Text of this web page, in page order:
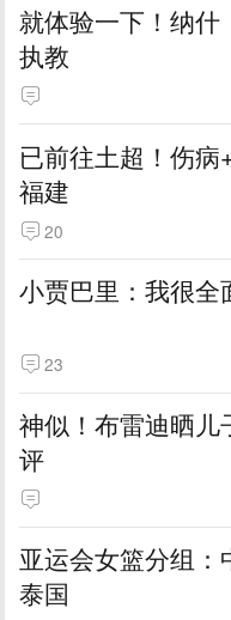
就体验一下！纳
执教
已前往土超！伤病
福建
20
小贾巴里：我很
23
神似！布雷迪晒儿
评
亚运会女篮分组
泰国